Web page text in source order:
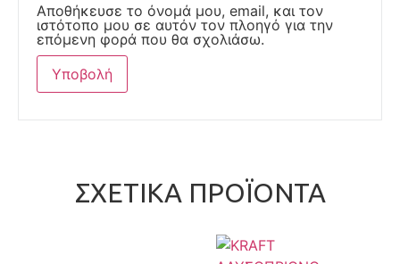
Αποθήκευσε το όνομά μου, email, και τον
ιστότοπο μου σε αυτόν τον πλοηγό για την
επόμενη φορά που θα σχολιάσω.
ΣΧΕΤΙΚΆ ΠΡΟΪΌΝΤΑ